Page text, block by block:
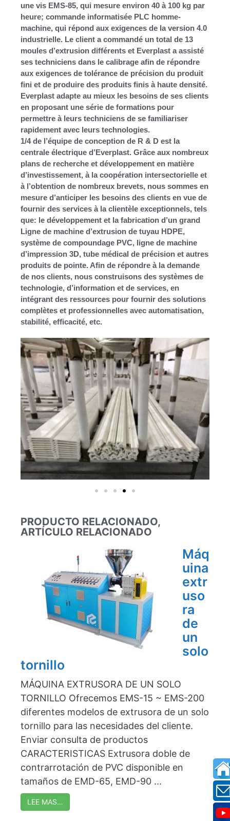
une vis EMS-85, qui mesure environ 40 à 100 kg par
heure; commande informatisée PLC homme-
machine, qui répond aux exigences de la version 4.0
industrielle. Le client a commandé un total de 13
moules d’extrusion différents et Everplast a assisté
ses techniciens dans le calibrage afin de répondre
aux exigences de tolérance de précision du produit
fini et de produire des produits finis à haute densité.
Everplast adapte au mieux les besoins de ses clients
en proposant une série de formations pour
permettre à leurs techniciens de se familiariser
rapidement avec leurs technologies.
1/4 de l’équipe de conception de R & D est la
centrale électrique d’Everplast. Grâce aux nombreux
plans de recherche et développement en matière
d’investissement, à la coopération intersectorielle et
à l’obtention de nombreux brevets, nous sommes en
mesure d’anticiper les besoins des clients en vue de
fournir des services à la clientèle exceptionnels, tels
que: le développement et la fabrication d’un grand
Ligne de machine d’extrusion de tuyau HDPE,
système de compoundage PVC, ligne de machine
d’impression 3D, tube médical de précision et autres
produits de pointe. Afin de répondre à la demande
de nos clients, nous construisons des systèmes de
technologie, d’information et de services, en
intégrant des ressources pour fournir des solutions
complètes et professionnelles avec automatisation,
stabilité, efficacité, etc.
PRODUCTO RELACIONADO,
ARTÍCULO RELACIONADO
Máq
uina
extr
uso
ra
de
un
solo
tornillo
MÁQUINA EXTRUSORA DE UN SOLO
TORNILLO Ofrecemos EMS-15 ~ EMS-200
diferentes modelos de extrusora de un solo
tornillo para las necesidades del cliente.
Enviar consulta de productos
CARACTERISTICAS Extrusora doble de
contrarrotación de PVC disponible en
tamaños de EMD-65, EMD-90 ...
LEE MAS…